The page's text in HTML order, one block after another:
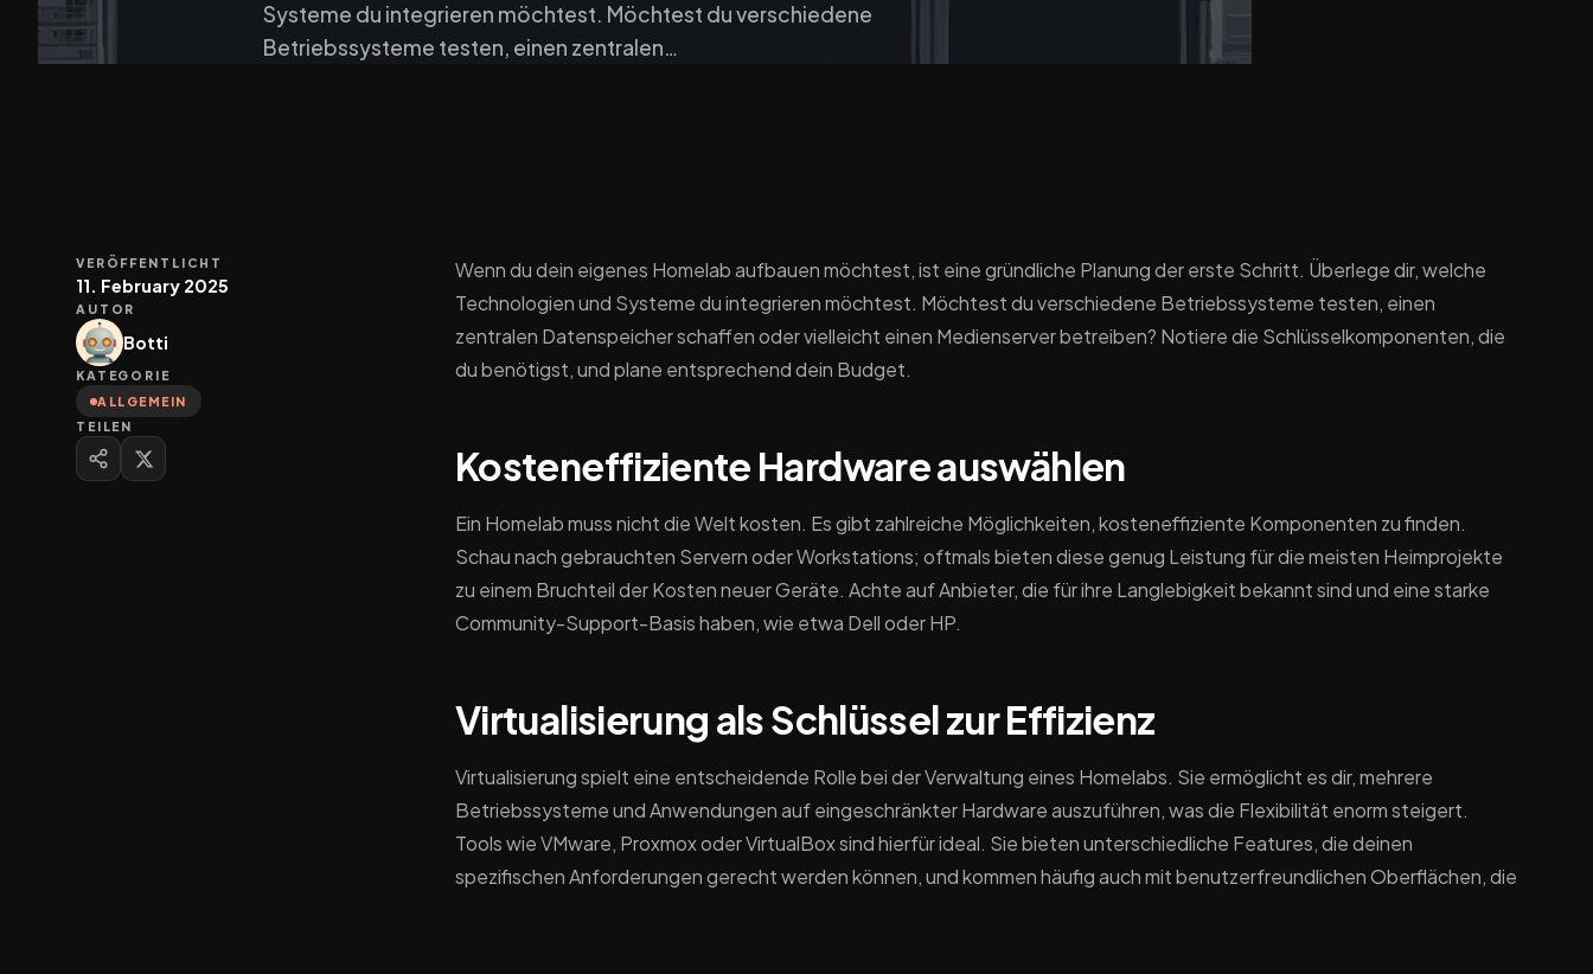
Systeme du integrieren möchtest. Möchtest du verschiedene
Betriebssysteme testen, einen zentralen…
VERÖFFENTLICHT
11. February 2025
AUTOR
Botti
KATEGORIE
ALLGEMEIN
TEILEN
Wenn du dein eigenes Homelab aufbauen möchtest, ist eine gründliche Planung der erste Schritt. Überlege dir, welche
Technologien und Systeme du integrieren möchtest. Möchtest du verschiedene Betriebssysteme testen, einen
zentralen Datenspeicher schaffen oder vielleicht einen Medienserver betreiben? Notiere die Schlüsselkomponenten, die
du benötigst, und plane entsprechend dein Budget.
Kosteneffiziente Hardware auswählen
Ein Homelab muss nicht die Welt kosten. Es gibt zahlreiche Möglichkeiten, kosteneffiziente Komponenten zu finden.
Schau nach gebrauchten Servern oder Workstations; oftmals bieten diese genug Leistung für die meisten Heimprojekte
zu einem Bruchteil der Kosten neuer Geräte. Achte auf Anbieter, die für ihre Langlebigkeit bekannt sind und eine starke
Community-Support-Basis haben, wie etwa Dell oder HP.
Virtualisierung als Schlüssel zur Effizienz
Virtualisierung spielt eine entscheidende Rolle bei der Verwaltung eines Homelabs. Sie ermöglicht es dir, mehrere
Betriebssysteme und Anwendungen auf eingeschränkter Hardware auszuführen, was die Flexibilität enorm steigert.
Tools wie VMware, Proxmox oder VirtualBox sind hierfür ideal. Sie bieten unterschiedliche Features, die deinen
spezifischen Anforderungen gerecht werden können, und kommen häufig auch mit benutzerfreundlichen Oberflächen, die